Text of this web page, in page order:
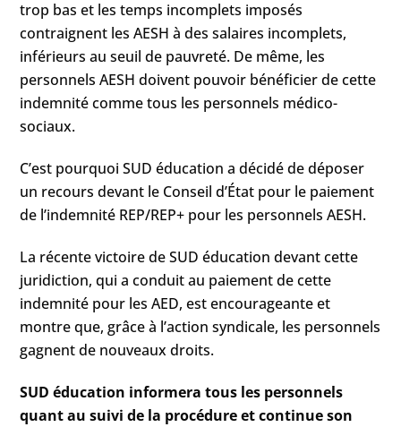
trop bas et les temps incomplets imposés
contraignent les AESH à des salaires incomplets,
inférieurs au seuil de pauvreté. De même, les
personnels AESH doivent pouvoir bénéficier de cette
indemnité comme tous les personnels médico-
sociaux.
C’est pourquoi SUD éducation a décidé de déposer
un recours devant le Conseil d’État pour le paiement
de l’indemnité REP/REP+ pour les personnels AESH.
La récente victoire de SUD éducation devant cette
juridiction, qui a conduit au paiement de cette
indemnité pour les AED, est encourageante et
montre que, grâce à l’action syndicale, les personnels
gagnent de nouveaux droits.
SUD éducation informera tous les personnels
quant au suivi de la procédure et continue son